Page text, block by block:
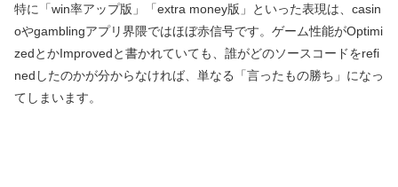
特に「win率アップ版」「extra money版」といった表現は、casin
oやgamblingアプリ界隈ではほぼ赤信号です。ゲーム性能がOptimi
zedとかImprovedと書かれていても、誰がどのソースコードをrefi
nedしたのかが分からなければ、単なる「言ったもの勝ち」になっ
てしまいます。